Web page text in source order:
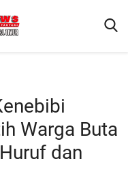
Warga Buta
dan